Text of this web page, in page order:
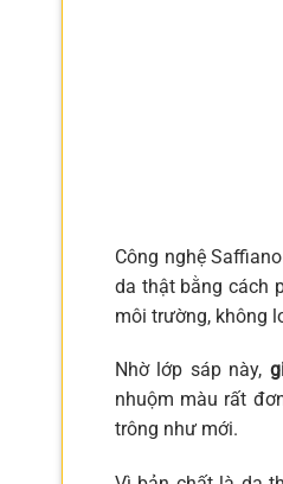
Công nghệ
da thật bằng cách
môi trường, không
Nhờ lớp sáp này,
nhuộm màu rất
trông như mới.